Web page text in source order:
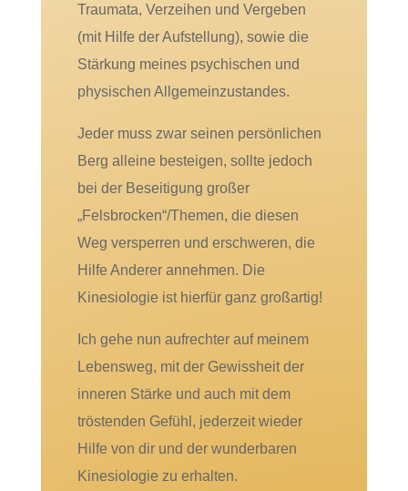
Traumata, Verzeihen und Vergeben
(mit Hilfe der Aufstellung), sowie die
Stärkung meines psychischen und
physischen Allgemeinzustandes.
Jeder muss zwar seinen persönlichen
Berg alleine besteigen, sollte jedoch
bei der Beseitigung großer
„Felsbrocken“/Themen, die diesen
Weg versperren und erschweren, die
Hilfe Anderer annehmen. Die
Kinesiologie ist hierfür ganz großartig!
Ich gehe nun aufrechter auf meinem
Lebensweg, mit der Gewissheit der
inneren Stärke und auch mit dem
tröstenden Gefühl, jederzeit wieder
Hilfe von dir und der wunderbaren
Kinesiologie zu erhalten.